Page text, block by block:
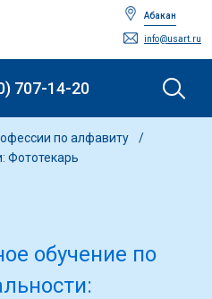
Абакан
info@usart.ru
707-14-20
по алфавиту
Фототекарь
обучение по